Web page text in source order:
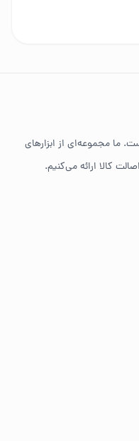
مانند دریل شارژی،
ما مجموعه‌ای از ابزارهای
کالا ارائه می‌کنیم.